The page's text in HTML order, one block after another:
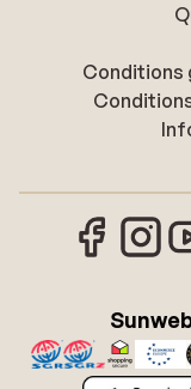
Conditions